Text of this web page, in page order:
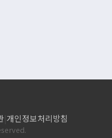
개인정보처리방침